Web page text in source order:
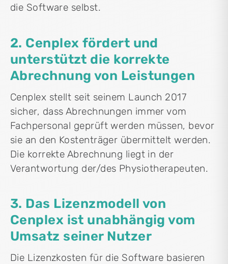
die Software selbst.
2. Cenplex fördert und
unterstützt die korrekte
Abrechnung von Leistungen
Cenplex stellt seit seinem Launch 2017
sicher, dass Abrechnungen immer vom
Fachpersonal geprüft werden müssen, bevor
sie an den Kostenträger übermittelt werden.
Die korrekte Abrechnung liegt in der
Verantwortung der/des Physiotherapeuten.
3. Das Lizenzmodell von
Cenplex ist unabhängig vom
Umsatz seiner Nutzer
Die Lizenzkosten für die Software basieren